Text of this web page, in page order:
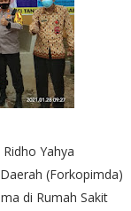
Yahya
(Forkopimda)
di Rumah Sakit